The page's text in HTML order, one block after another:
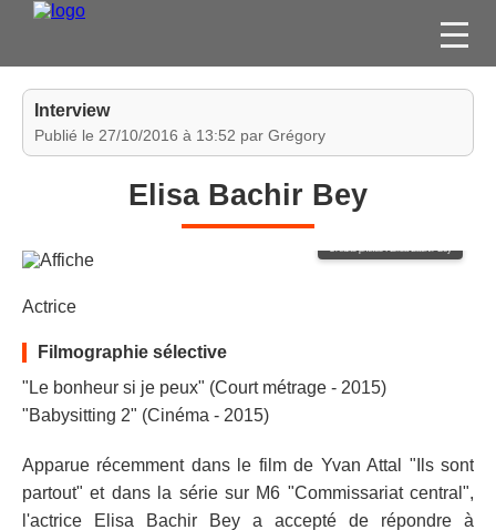
FILMS
JEUX VIDÉO
Interview
Publié le 27/10/2016 à 13:52 par Grégory
Elisa Bachir Bey
Crédits photos : Elisa Bachir Bey
Actrice
Filmographie sélective
"Le bonheur si je peux" (Court métrage - 2015)
"Babysitting 2" (Cinéma - 2015)
Apparue récemment dans le film de Yvan Attal "Ils sont
partout" et dans la série sur M6 "Commissariat central",
l'actrice Elisa Bachir Bey a accepté de répondre à